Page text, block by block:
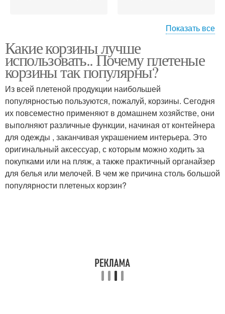
Корзины в прихожей Корзины в интерьер
Корзины в спальне
Показать все
Какие корзины лучше
использовать.. Почему плетеные
корзины так популярны?
Из всей плетеной продукции наибольшей
популярностью пользуются, пожалуй, корзины. Сегодня
их повсеместно применяют в домашнем хозяйстве, они
выполняют различные функции, начиная от контейнера
для одежды , заканчивая украшением интерьера. Это
оригинальный аксессуар, с которым можно ходить за
покупками или на пляж, а также практичный органайзер
для белья или мелочей. В чем же причина столь большой
популярности плетеных корзин?